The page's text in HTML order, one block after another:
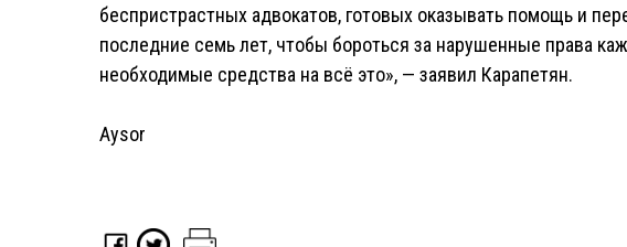
беспристрастных адвокатов, готовых оказывать помощь и
последние семь лет, чтобы бороться за нарушенные права
необходимые средства на всё это», — заявил Карапетян.
Aysor